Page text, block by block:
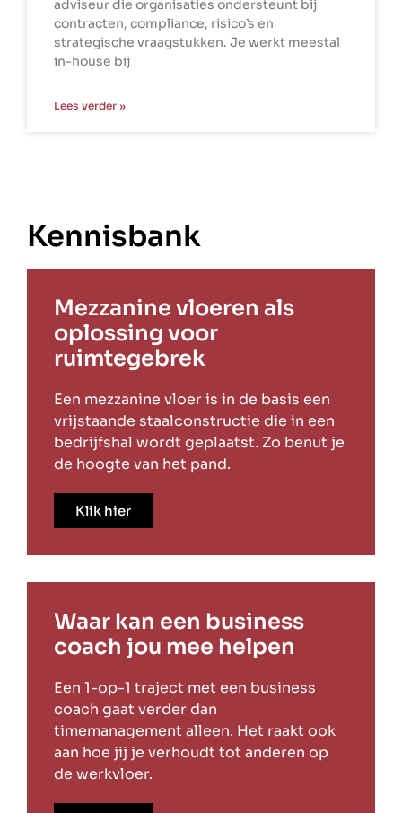
adviseur die organisaties ondersteunt bij
contracten, compliance, risico’s en
strategische vraagstukken. Je werkt meestal
in-house bij
Lees verder »
Kennisbank
Mezzanine vloeren als
oplossing voor
ruimtegebrek
Een mezzanine vloer is in de basis een
vrijstaande staalconstructie die in een
bedrijfshal wordt geplaatst. Zo benut je
de hoogte van het pand.
Klik hier
Waar kan een business
coach jou mee helpen
Een 1-op-1 traject met een business
coach gaat verder dan
timemanagement alleen. Het raakt ook
aan hoe jij je verhoudt tot anderen op
de werkvloer.